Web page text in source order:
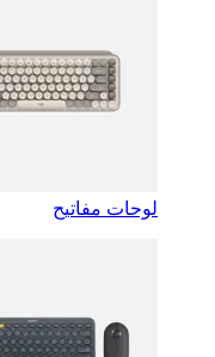
لوحات مفاتيح